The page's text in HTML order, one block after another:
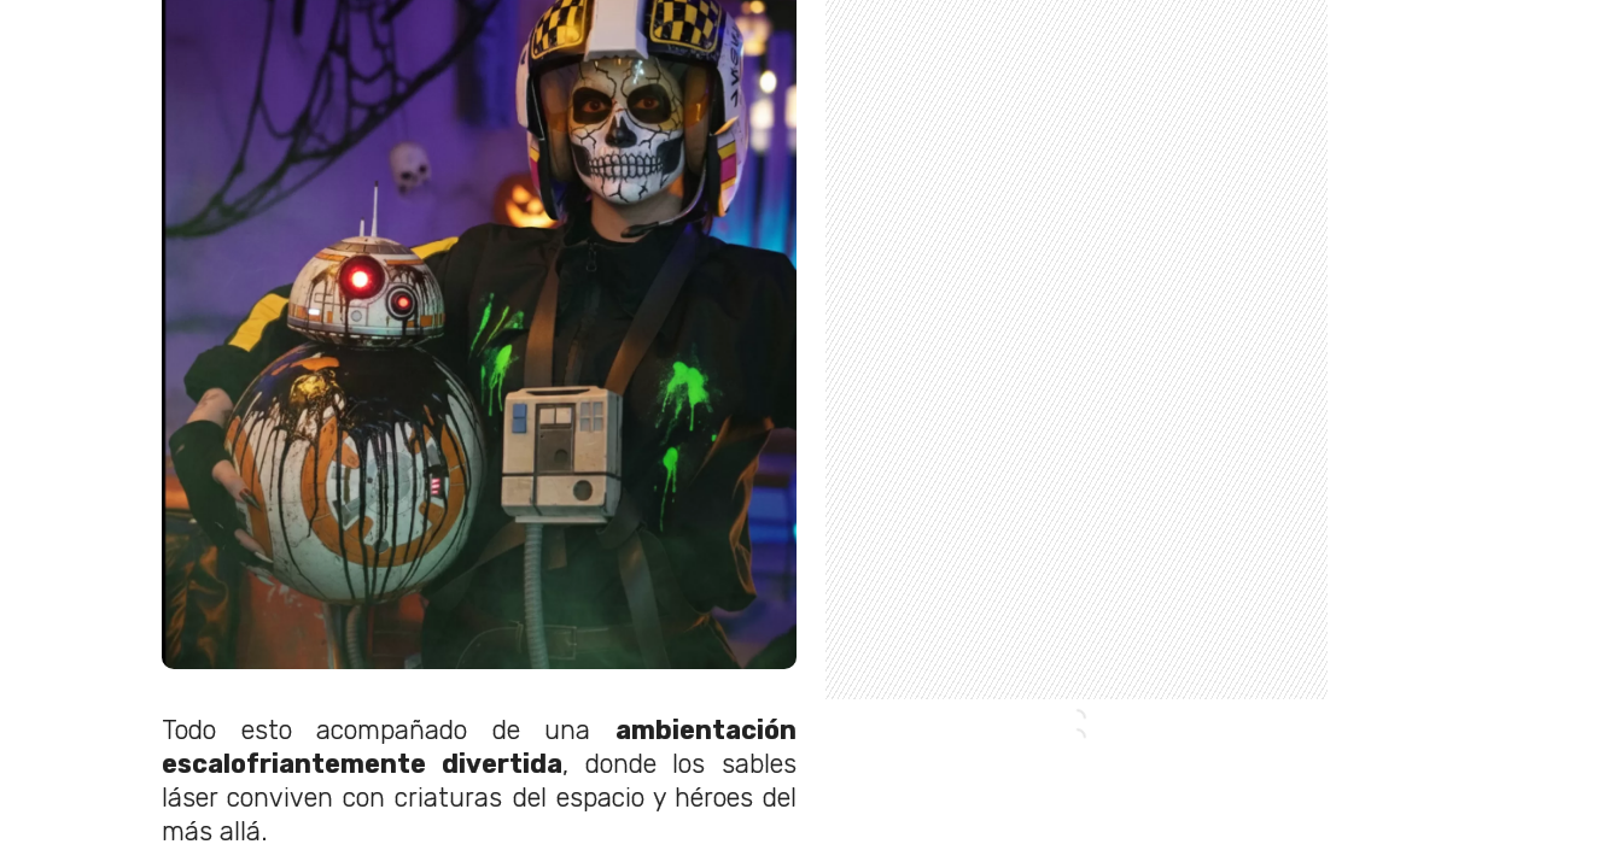
Todo esto acompañado de una ambientación
escalofriantemente divertida, donde los sables
láser conviven con criaturas del espacio y héroes del
más allá.